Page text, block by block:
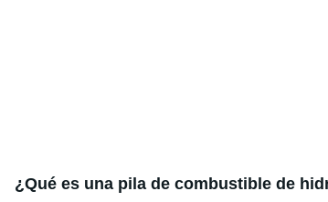
¿Qué es una pila de combustible de